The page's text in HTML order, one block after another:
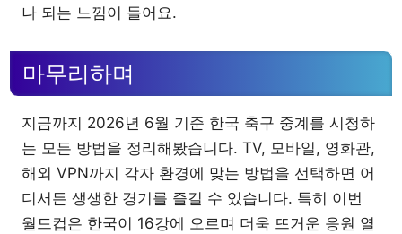
나 되는 느낌이 들어요.
마무리하며
지금까지 2026년 6월 기준 한국 축구 중계를 시청하
는 모든 방법을 정리해봤습니다. TV, 모바일, 영화관,
해외 VPN까지 각자 환경에 맞는 방법을 선택하면 어
디서든 생생한 경기를 즐길 수 있습니다. 특히 이번
월드컵은 한국이 16강에 오르며 더욱 뜨거운 응원 열